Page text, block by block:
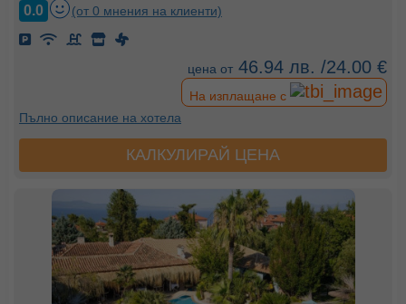
0.0 (от 0 мнения на клиенти)
цена от 46.94 лв. /24.00 €
На изплащане с
Пълно описание на хотела
КАЛКУЛИРАЙ ЦЕНА